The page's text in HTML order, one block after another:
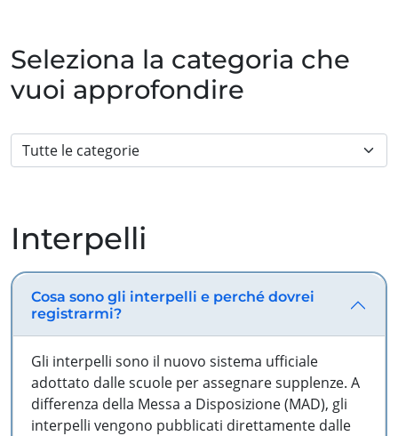
Seleziona la categoria che
vuoi approfondire
Interpelli
Cosa sono gli interpelli e perché dovrei
registrarmi?
Gli interpelli sono il nuovo sistema ufficiale
adottato dalle scuole per assegnare supplenze. A
differenza della Messa a Disposizione (MAD), gli
interpelli vengono pubblicati direttamente dalle